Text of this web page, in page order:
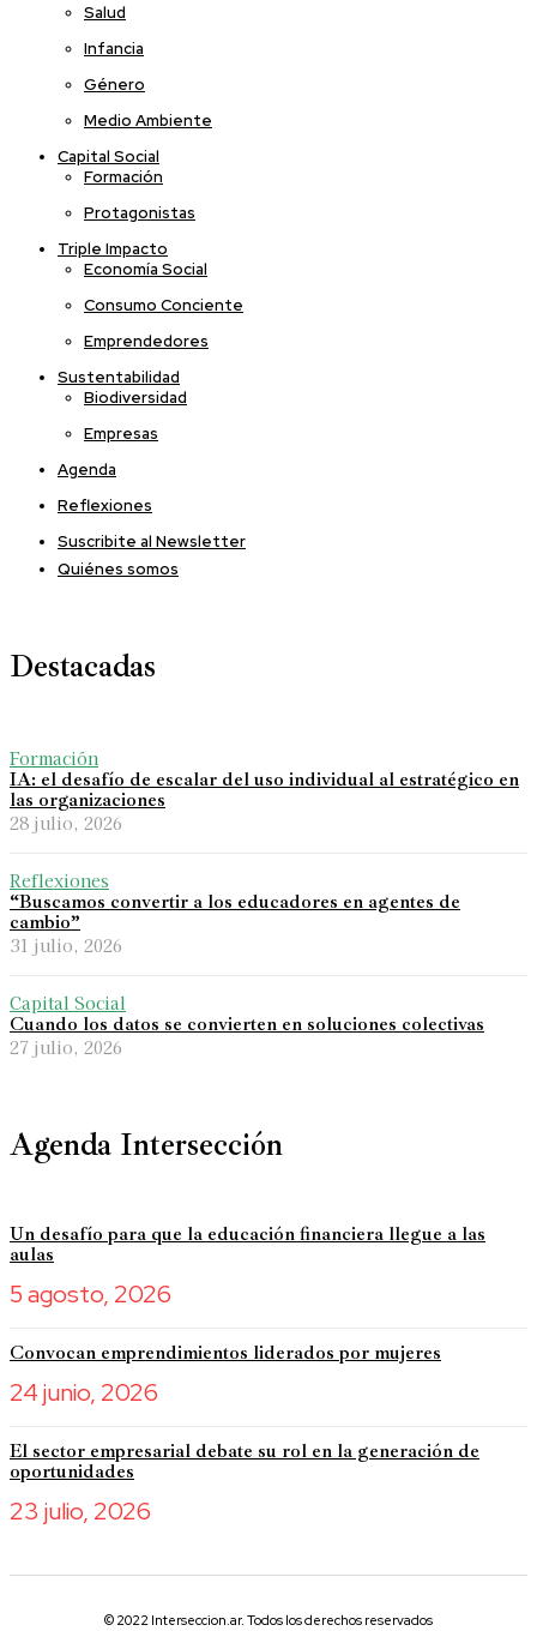
Salud
Infancia
Género
Medio Ambiente
Capital Social
Formación
Protagonistas
Triple Impacto
Economía Social
Consumo Conciente
Emprendedores
Sustentabilidad
Biodiversidad
Empresas
Agenda
Reflexiones
Suscribite al Newsletter
Quiénes somos
Destacadas
Formación
IA: el desafío de escalar del uso individual al estratégico en
las organizaciones
28 julio, 2026
Reflexiones
“Buscamos convertir a los educadores en agentes de
cambio”
31 julio, 2026
Capital Social
Cuando los datos se convierten en soluciones colectivas
27 julio, 2026
Agenda Intersección
Un desafío para que la educación financiera llegue a las
aulas
5 agosto, 2026
Convocan emprendimientos liderados por mujeres
24 junio, 2026
El sector empresarial debate su rol en la generación de
oportunidades
23 julio, 2026
© 2022 Interseccion.ar. Todos los derechos reservados